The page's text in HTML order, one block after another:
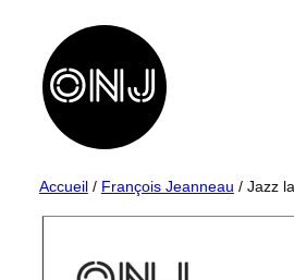
contenu
Accueil/ François Jeanneau / Jazz